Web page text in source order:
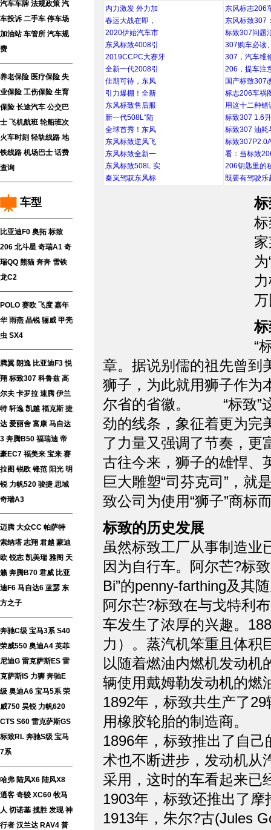
汽车车牌 法规政策 汽
车投诉 二手车 停车场
加油站 车管所 汽车规
费
养老保险 医疗保险 失
业保险 工伤保险 生育
保险 长途汽车 公交巴
士 飞机航班 轮船班次
火车时刻 轻轨线路 地
铁线路 机场巴士 话费
查询
车型
比亚迪F0 奥拓 标致
206 北斗星 奇瑞A1 奇
瑞QQ 熊猫 奔奔 雪铁
龙C2
POLO 赛欧 飞度 嘉年
华 雨燕 晶锐 骊威 甲壳
虫 SX4
腾翼 朗逸 比亚迪F3 悦
翔 标致307 科鲁兹 高
尔夫 卡罗拉 速腾 伊兰
特 轩逸 凯越 福克斯 捷
达 爱丽舍 富康 马自达
3 奔腾B50 福瑞迪 帝
豪EC7 福美来 宝来 赛
拉图 锐欧 锋范 阳光 明
锐 力帆520 骏捷 思域
奇瑞A3
迈腾 大众CC 帕萨特
索纳塔 志翔 君越 蒙迪
欧 锐志 凯美瑞 雅阁 天
籁 奔腾B70 君威 比亚
迪F6 马自达6 蓝瑟 东
方之子
奔驰C级 宝马3系 S40
荣威550 奥迪A4 英菲
尼迪G 雷克萨斯ES 雷
克萨斯IS 力狮 奔驰E
级 奥迪A6 宝马5系 荣
威750 昊锐 力帆620
CTS S60 雷克萨斯GS
标致RL 奔驰S级 宝马
7系
哈弗 陆风X6 陆风X8
逍客 奇骏 XC60 牧马
人 切诺基 揽胜 发现 神
行者 汉兰达 RAV4 普
内力激发 外力加
春运大战在即，
2020伊始汽车市
东风标致4008引
2019CCPC大赛牙
全新一代2008引
佳期可待，东风
引力爆棚！全新
东风标致售后服
新一代508L“陆
全球首秀！东风
东风标致逆风飞
东风标致全新一
东风标致508L 实
秦岚驾驭东风标
东风标志206
东风标致307
标致307问题
307购车必读
307，汽车维
206，提车注
国产标致307
标志206车祸
用这十二种错
标致307 1.6
标致307 油耗
标致
看：当标致
206钥匙里的
既要有驾驶乐
“
章。据说别儒的祖先曾
狮子，为此就用狮子作为
尔省的省徽。 “标致”这
劲的线条，象征着更为完
了力量又强调了节奏，更
古往今来，狮子的雄悍、
巨大雕塑“司芬克司”，就
致公司为使用“狮子”商标
标致的历史发展
虽然标致工厂从事制造业
因为自行车。阿尔芒?标
Bi”的penny-farthing及其
阿尔芒?标致在与戈特利
车发生了浓厚的兴趣。
力）。蒸汽机笨重且体积
以随着燃油内燃机发动机
辆使用戴姆勒发动机的燃
1892年，标致共生产了
用橡胶轮胎的制造商。
1896年，标致推出了自
术也不断进步，发动机从
采用，这时的车看起来已
1903年，标致还推出了
1913年，朱尔?古(Jules